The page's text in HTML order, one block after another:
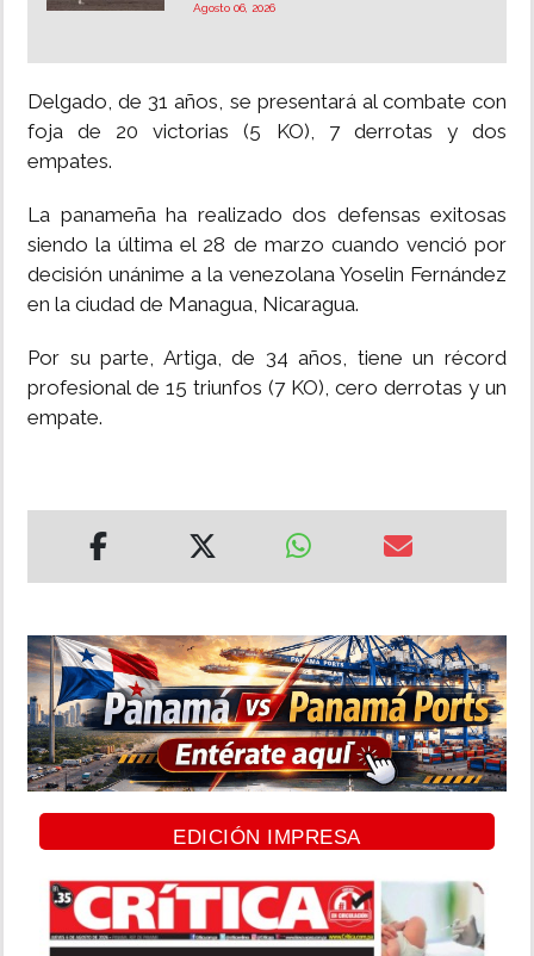
Agosto 06, 2026
Delgado, de 31 años, se presentará al combate con
foja de 20 victorias (5 KO), 7 derrotas y dos
empates.
La panameña ha realizado dos defensas exitosas
siendo la última el 28 de marzo cuando venció por
decisión unánime a la venezolana Yoselin Fernández
en la ciudad de Managua, Nicaragua.
Por su parte, Artiga, de 34 años, tiene un récord
profesional de 15 triunfos (7 KO), cero derrotas y un
empate.
EDICIÓN IMPRESA